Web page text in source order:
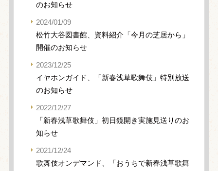
のお知らせ
2024/01/09
松竹大谷図書館、資料紹介「今月の芝居から」
開催のお知らせ
2023/12/25
イヤホンガイド、「新春浅草歌舞伎」特別放送
のお知らせ
2022/12/27
「新春浅草歌舞伎」初日鏡開き実施見送りのお
知らせ
2021/12/24
歌舞伎オンデマンド、「おうちで新春浅草歌舞